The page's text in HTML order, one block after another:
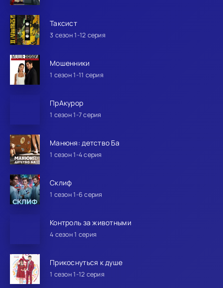
Таксист
3 сезон 1-12 серия
Мошенники
1 сезон 1-11 серия
ПрАкурор
1 сезон 1-7 серия
Манюня: детство Ба
1 сезон 1-4 серия
Склиф
1 сезон 1-6 серия
Контроль за животными
4 сезон 1 серия
Прикоснуться к душе
1 сезон 1-12 серия